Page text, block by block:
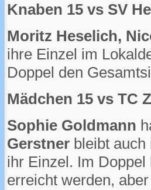
Knaben 15 vs SV
Moritz Heselich,
ihre Einzel im
Doppel den
Mädchen 15 vs TC
Sophie Goldmann
Gerstner bleibt auch
ihr Einzel. Im
erreicht werden,